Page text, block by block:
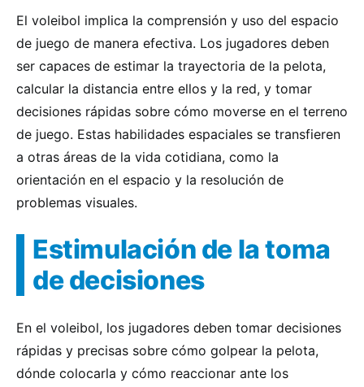
El voleibol implica la comprensión y uso del espacio
de juego de manera efectiva. Los jugadores deben
ser capaces de estimar la trayectoria de la pelota,
calcular la distancia entre ellos y la red, y tomar
decisiones rápidas sobre cómo moverse en el terreno
de juego. Estas habilidades espaciales se transfieren
a otras áreas de la vida cotidiana, como la
orientación en el espacio y la resolución de
problemas visuales.
Estimulación de la toma
de decisiones
En el voleibol, los jugadores deben tomar decisiones
rápidas y precisas sobre cómo golpear la pelota,
dónde colocarla y cómo reaccionar ante los